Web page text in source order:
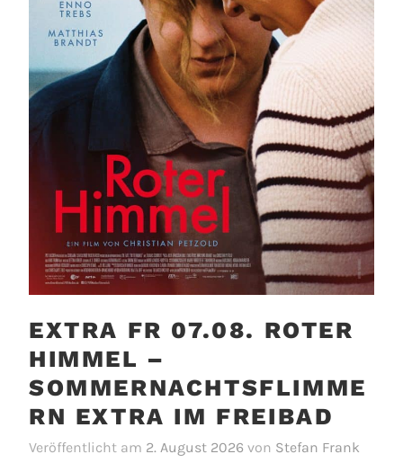
EXTRA FR 07.08. ROTER
HIMMEL –
SOMMERNACHTSFLIMME
RN EXTRA IM FREIBAD
Veröffentlicht am 2. August 2026 von Stefan Frank